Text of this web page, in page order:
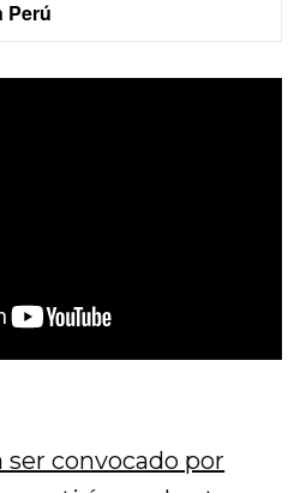
Perú
ser convocado por